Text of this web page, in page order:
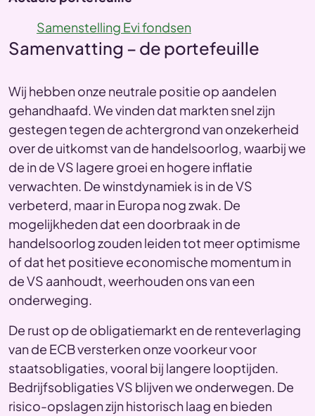
Samenstelling Evi fondsen
Samenvatting – de portefeuille
Wij hebben onze neutrale positie op aandelen
gehandhaafd. We vinden dat markten snel zijn
gestegen tegen de achtergrond van onzekerheid
over de uitkomst van de handelsoorlog, waarbij we
de in de VS lagere groei en hogere inflatie
verwachten. De winstdynamiek is in de VS
verbeterd, maar in Europa nog zwak. De
mogelijkheden dat een doorbraak in de
handelsoorlog zouden leiden tot meer optimisme
of dat het positieve economische momentum in
de VS aanhoudt, weerhouden ons van een
onderweging.
De rust op de obligatiemarkt en de renteverlaging
van de ECB versterken onze voorkeur voor
staatsobligaties, vooral bij langere looptijden.
Bedrijfsobligaties VS blijven we onderwegen. De
risico-opslagen zijn historisch laag en bieden